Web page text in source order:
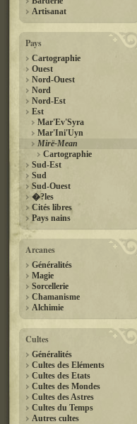
Artisanat
Pays
Cartographie
Ouest
Nord-Ouest
Nord
Nord-Est
Est
Mar'Ev'Syra
Mar'Ini'Uyn
Mirë-Mean
Cartographie
Sud-Est
Sud
Sud-Ouest
�?les
Cités libres
Pays nains
Arcanes
Généralités
Magie
Sorcellerie
Chamanisme
Alchimie
Cultes
Généralités
Cultes des Eléments
Cultes des Etats
Cultes des Mondes
Cultes des Astres
Cultes du Temps
Autres cultes